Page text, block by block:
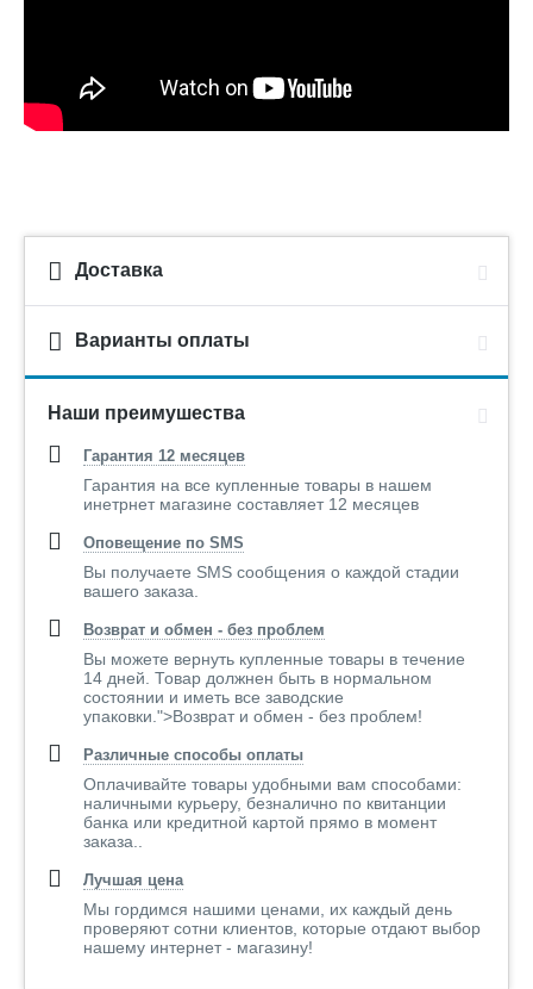
Доставка
Варианты оплаты
Наши преимушества
Гарантия 12 месяцев
Гарантия на все купленные товары в нашем
инетрнет магазине составляет 12 месяцев
Оповещение по SMS
Вы получаете SMS сообщения о каждой стадии
вашего заказа.
Возврат и обмен - без проблем
Вы можете вернуть купленные товары в течение
14 дней. Товар должнен быть в нормальном
состоянии и иметь все заводские
упаковки.">Возврат и обмен - без проблем!
Различные способы оплаты
Оплачивайте товары удобными вам способами:
наличными курьеру, безналично по квитанции
банка или кредитной картой прямо в момент
заказа..
Лучшая цена
Мы гордимся нашими ценами, их каждый день
проверяют сотни клиентов, которые отдают выбор
нашему интернет - магазину!